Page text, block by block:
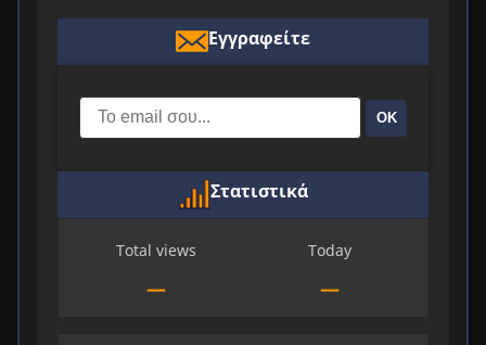
Εγγραφείτε
ΟΚ
Στατιστικά
Total views
—
Today
—